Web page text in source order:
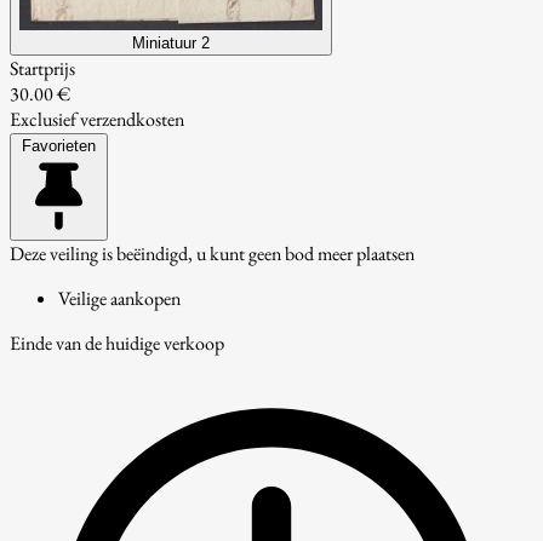
Miniatuur 2
Startprijs
30.00 €
Exclusief verzendkosten
Favorieten
Deze veiling is beëindigd, u kunt geen bod meer plaatsen
Veilige aankopen
Einde van de huidige verkoop